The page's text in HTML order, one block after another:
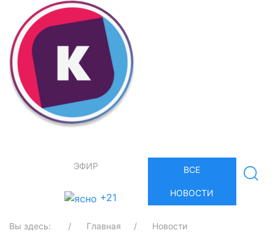
ЭФИР
+21
ВСЕ
НОВОСТИ
Вы здесь: Главная Новости